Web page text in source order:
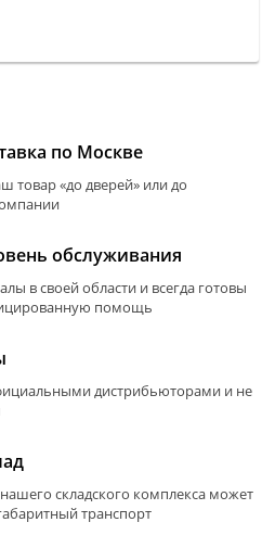
по Москве
товар «до дверей» или до
обслуживания
в своей области и всегда готовы
помощь
дистрибьюторами и не
складского комплекса может
транспорт